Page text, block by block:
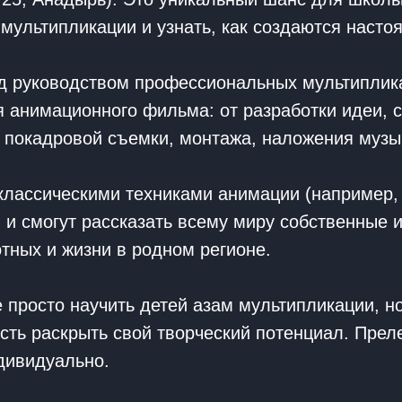
и узнать, как создаются
профессиональных
анимационного фильма: от разработки идеи,
съемки, монтажа, наложения
техниками анимации
смогут рассказать всему миру собственные
и жизни в родном регионе.
научить детей азам мультипликации,
раскрыть свой творческий потенциал.